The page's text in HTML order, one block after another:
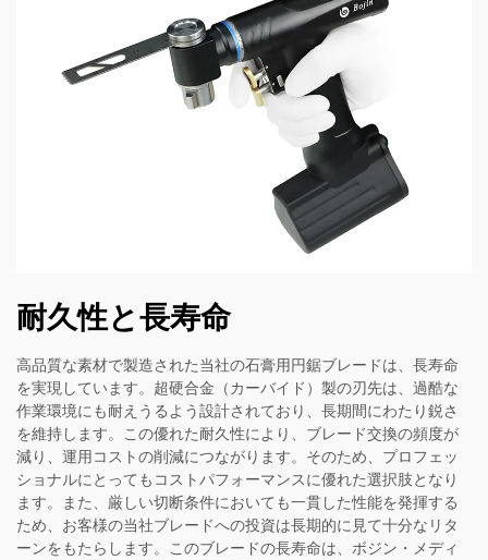
耐久性と長寿命
高品質な素材で製造された当社の石膏用円鋸ブレードは、長寿命
を実現しています。超硬合金（カーバイド）製の刃先は、過酷な
作業環境にも耐えうるよう設計されており、長期間にわたり鋭さ
を維持します。この優れた耐久性により、ブレード交換の頻度が
減り、運用コストの削減につながります。そのため、プロフェッ
ショナルにとってもコストパフォーマンスに優れた選択肢となり
ます。また、厳しい切断条件においても一貫した性能を発揮する
ため、お客様の当社ブレードへの投資は長期的に見て十分なリタ
ーンをもたらします。このブレードの長寿命は、ボジン・メディ